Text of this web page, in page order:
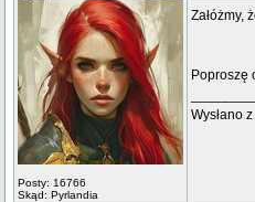
Posty: 16766
Skąd: Pyrlandia
Załóżmy,
Poproszę
Wysłano